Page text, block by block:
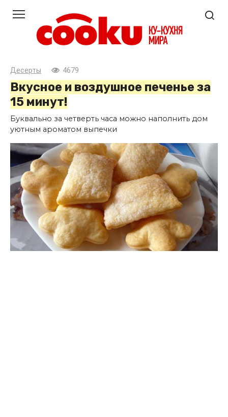
контенту
Десерты 4679
Вкусное и воздушное печенье за
15 минут!
Буквально за четверть часа можно наполнить дом
уютным ароматом выпечки